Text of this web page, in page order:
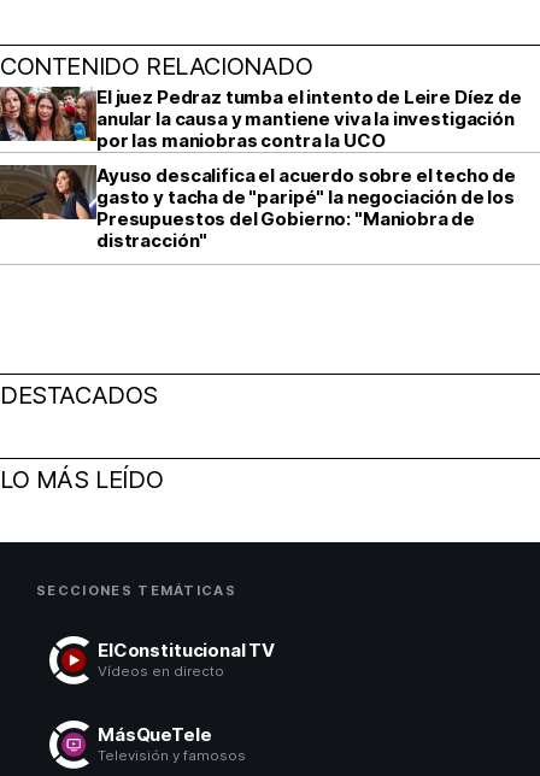
CONTENIDO RELACIONADO
El juez Pedraz tumba el intento de Leire Díez de
anular la causa y mantiene viva la investigación
por las maniobras contra la UCO
Ayuso descalifica el acuerdo sobre el techo de
gasto y tacha de "paripé" la negociación de los
Presupuestos del Gobierno: "Maniobra de
distracción"
DESTACADOS
LO MÁS LEÍDO
SECCIONES TEMÁTICAS
ElConstitucional TV
Vídeos en directo
MásQueTele
Televisión y famosos